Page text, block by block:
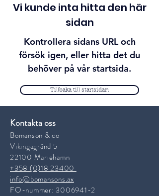
Vi kunde inta hitta den här
sidan
Kontrollera sidans URL och
försök igen, eller hitta det du
behöver på vår startsida.
Tillbaka till startsidan
Kontakta oss
Bomanson & co
Vikingagränd 5
22100 Mariehamn
+358 (0)18 23400
info@bomansons.ax
FO-nummer: 3006941-2